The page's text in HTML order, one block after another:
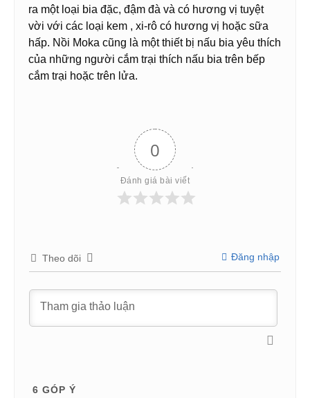
ra một loại bia đặc, đậm đà và có hương vị tuyệt
vời với các loại kem , xi-rô có hương vị hoặc sữa
hấp. Nồi Moka cũng là một thiết bị nấu bia yêu thích
của những người cắm trại thích nấu bia trên bếp
cắm trại hoặc trên lửa.
0
Đánh giá bài viết
Theo dõi Đăng nhập
6 GÓP Ý